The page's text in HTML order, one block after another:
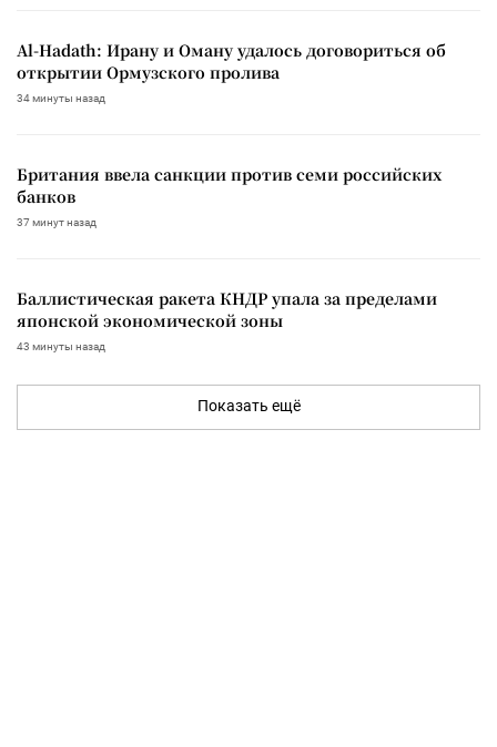
Al-Hadath: Ирану и Оману удалось договориться об
открытии Ормузского пролива
34 минуты назад
Британия ввела санкции против семи российских
банков
37 минут назад
Баллистическая ракета КНДР упала за пределами
японской экономической зоны
43 минуты назад
Показать ещё